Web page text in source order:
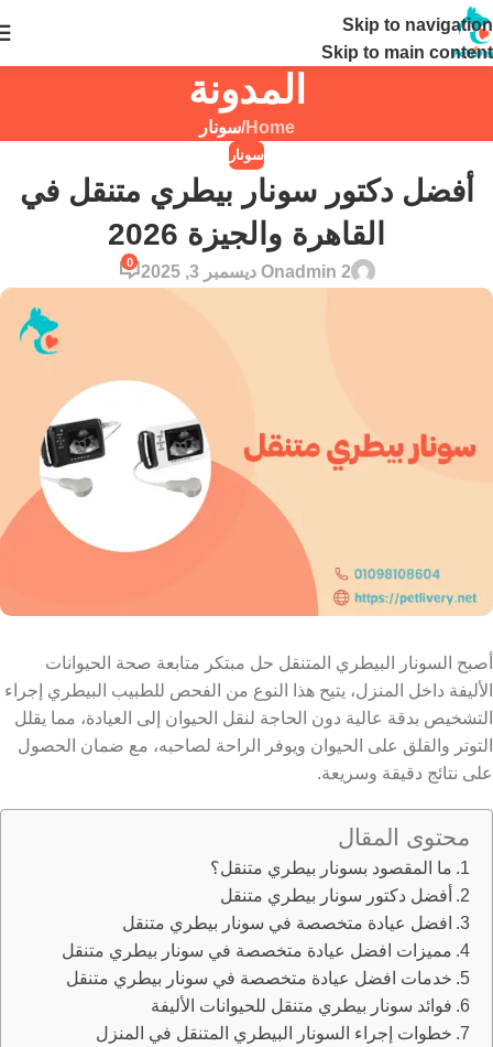
Skip to navigation
Skip to main content
المدونة
Home
/سونار
سونار
أفضل دكتور سونار بيطري متنقل في
القاهرة والجيزة 2026
admin 2On ديسمبر 3, 2025
0
أصبح السونار البيطري المتنقل حل مبتكر متابعة صحة الحيوانات
الأليفة داخل المنزل، يتيح هذا النوع من الفحص للطبيب البيطري إجراء
التشخيص بدقة عالية دون الحاجة لنقل الحيوان إلى العيادة، مما يقلل
التوتر والقلق على الحيوان ويوفر الراحة لصاحبه، مع ضمان الحصول
على نتائج دقيقة وسريعة.
محتوى المقال
ما المقصود بسونار بيطري متنقل؟
أفضل دكتور سونار بيطري متنقل
افضل عيادة متخصصة في سونار بيطري متنقل
مميزات افضل عيادة متخصصة في سونار بيطري متنقل
خدمات افضل عيادة متخصصة في سونار بيطري متنقل
فوائد سونار بيطري متنقل للحيوانات الأليفة
خطوات إجراء السونار البيطري المتنقل في المنزل